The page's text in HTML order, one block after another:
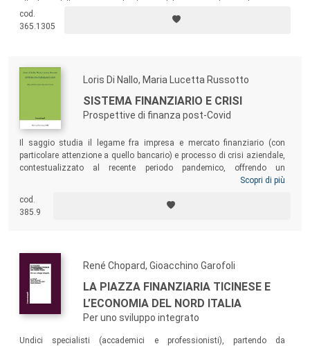
contabile IAS 37, e le conseguenti ricadute sulla solidità patrimoniale
dell’intermediario finanziario.
cod.
365.1305
Loris Di Nallo, Maria Lucetta Russotto
SISTEMA FINANZIARIO E CRISI
Prospettive di finanza post-Covid
Il saggio studia il legame fra impresa e mercato finanziario (con
particolare attenzione a quello bancario) e processo di crisi aziendale,
contestualizzato al recente periodo pandemico, offrendo un
approfondimento sugli strumenti finanziari emergenziali e su quelli
volume è rivolto agli studiosi delle complesse interrelazioni tra
impresa e sistema bancario e agli organi del management che si
bancario che dagli altri intermediari finanziari.
Scopri di più
cod.
385.9
René Chopard, Gioacchino Garofoli
LA PIAZZA FINANZIARIA TICINESE E
L’ECONOMIA DEL NORD ITALIA
Per uno sviluppo integrato
Undici specialisti (accademici e professionisti), partendo da